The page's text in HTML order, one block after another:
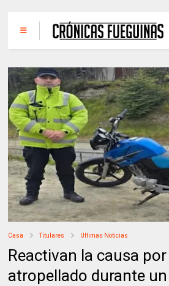
Casa Titulares Ultimas Noticias
Reactivan la causa
atropellado durante